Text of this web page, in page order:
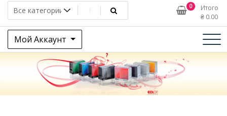
КОЛОП – эксклюзивный
представитель в Украине
одного из ведущих
производителей
штемпельной продукции,
0
Итого
₴ 0.00
Мой Аккаунт